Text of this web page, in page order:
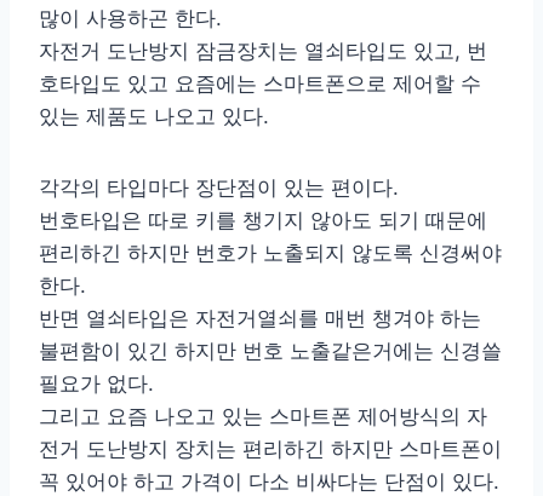
많이 사용하곤 한다.
자전거 도난방지 잠금장치는 열쇠타입도 있고, 번
호타입도 있고 요즘에는 스마트폰으로 제어할 수
있는 제품도 나오고 있다.
각각의 타입마다 장단점이 있는 편이다.
번호타입은 따로 키를 챙기지 않아도 되기 때문에
편리하긴 하지만 번호가 노출되지 않도록 신경써야
한다.
반면 열쇠타입은 자전거열쇠를 매번 챙겨야 하는
불편함이 있긴 하지만 번호 노출같은거에는 신경쓸
필요가 없다.
그리고 요즘 나오고 있는 스마트폰 제어방식의 자
전거 도난방지 장치는 편리하긴 하지만 스마트폰이
꼭 있어야 하고 가격이 다소 비싸다는 단점이 있다.